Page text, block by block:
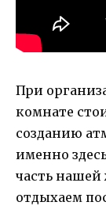
При
комнате
созданию
именно
часть нашей
отдыхаем